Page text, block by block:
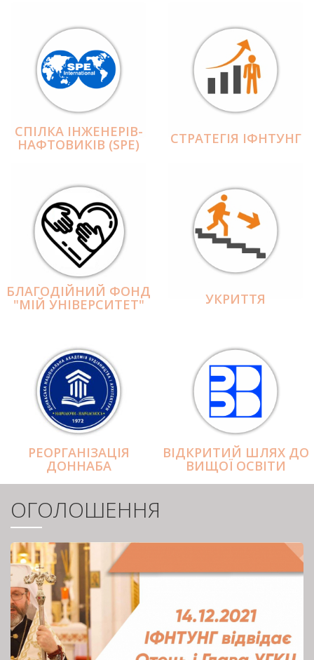
СПІЛКА ІНЖЕНЕРІВ-
НАФТОВИКІВ (SPE) СТРАТЕГІЯ ІФНТУНГ
БЛАГОДІЙНИЙ ФОНД
"МІЙ УНІВЕРСИТЕТ" УКРИТТЯ
РЕОРГАНІЗАЦІЯ
ДОННАБА
ВІДКРИТИЙ ШЛЯХ ДО
ВИЩОЇ ОСВІТИ
ОГОЛОШЕННЯ